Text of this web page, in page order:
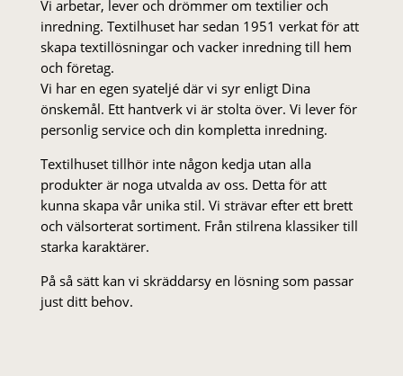
Vi arbetar, lever och drömmer om textilier och
inredning. Textilhuset har sedan 1951 verkat för att
skapa textillösningar och vacker inredning till hem
och företag.
Vi har en egen syateljé där vi syr enligt Dina
önskemål. Ett hantverk vi är stolta över. Vi lever för
personlig service och din kompletta inredning.
Textilhuset tillhör inte någon kedja utan alla
produkter är noga utvalda av oss. Detta för att
kunna skapa vår unika stil. Vi strä­var efter ett brett
och välsorterat sor­ti­ment. Från stil­rena klas­siker till
starka karaktärer.
På så sätt kan vi skräddarsy en lösning som passar
just ditt behov.